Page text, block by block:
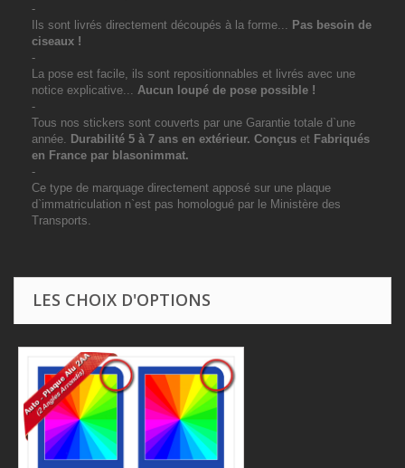
-
Ils sont livrés directement découpés à la forme... Pas besoin de
ciseaux !
-
La pose est facile, ils sont repositionnables et livrés avec une
notice explicative... Aucun loupé de pose possible !
-
Tous nos stickers sont couverts par une Garantie totale d`une
année. Durabilité 5 à 7 ans en extérieur. Conçus et Fabriqués
en France par blasonimmat.
-
Ce type de marquage directement apposé sur une plaque
d`immatriculation n`est pas homologué par le Ministère des
Transports.
LES CHOIX D'OPTIONS